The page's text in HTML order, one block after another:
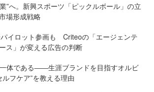
”へ。新興スポーツ「ピックルボール」の立
場形成戦略
イロット参画も Criteoの「エージェンテ
ス」が変える広告の判断
体である――生涯ブランドを目指すオルビ
ルフケア”を教える理由